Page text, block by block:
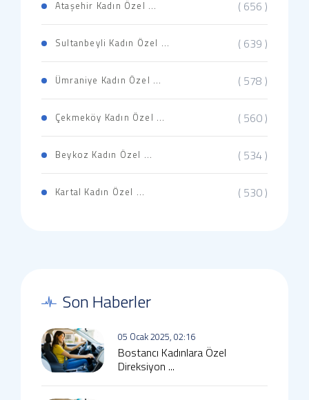
Ataşehir Kadın Özel ... ( 656 )
Sultanbeyli Kadın Özel ... ( 639 )
Ümraniye Kadın Özel ... ( 578 )
Çekmeköy Kadın Özel ... ( 560 )
Beykoz Kadın Özel ... ( 534 )
Kartal Kadın Özel ... ( 530 )
Son Haberler
05 Ocak 2025, 02:16
Bostancı Kadınlara Özel
Direksiyon ...